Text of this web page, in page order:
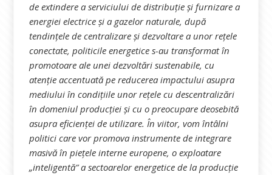
de extindere a serviciului de distribuție și furnizare a
energiei electrice și a gazelor naturale, după
tendințele de centralizare și dezvoltare a unor rețele
conectate, politicile energetice s-au transformat în
promotoare ale unei dezvoltări sustenabile, cu
atenție accentuată pe reducerea impactului asupra
mediului în condițiile unor rețele cu descentralizări
în domeniul producției și cu o preocupare deosebită
asupra eficienței de utilizare. În viitor, vom întâlni
politici care vor promova instrumente de integrare
masivă în piețele interne europene, o exploatare
„inteligentă” a sectoarelor energetice de la producție